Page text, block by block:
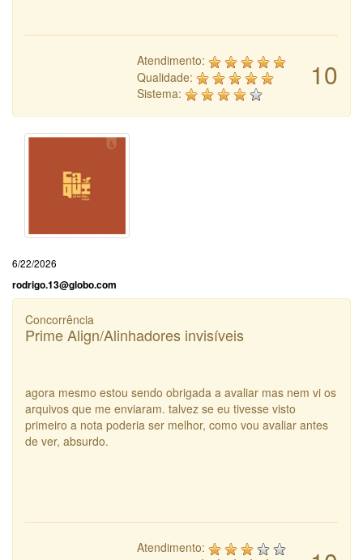
10
Atendimento:
Qualidade:
Sistema:
6/22/2026
rodrigo.13@globo.com
Concorrência
Prime Align/Alinhadores invisíveis
agora mesmo estou sendo obrigada a avaliar mas nem vi os
arquivos que me enviaram. talvez se eu tivesse visto
primeiro a nota poderia ser melhor, como vou avaliar antes
de ver, absurdo.
Atendimento: